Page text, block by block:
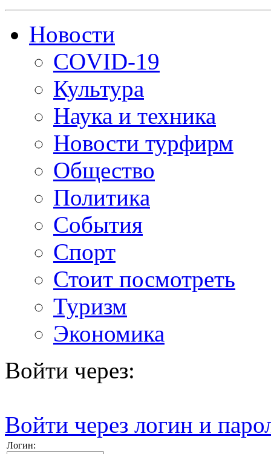
Новости
COVID-19
Культура
Наука и техника
Новости турфирм
Общество
Политика
События
Спорт
Стоит посмотреть
Туризм
Экономика
Войти через:
Войти через логин и
Логин: